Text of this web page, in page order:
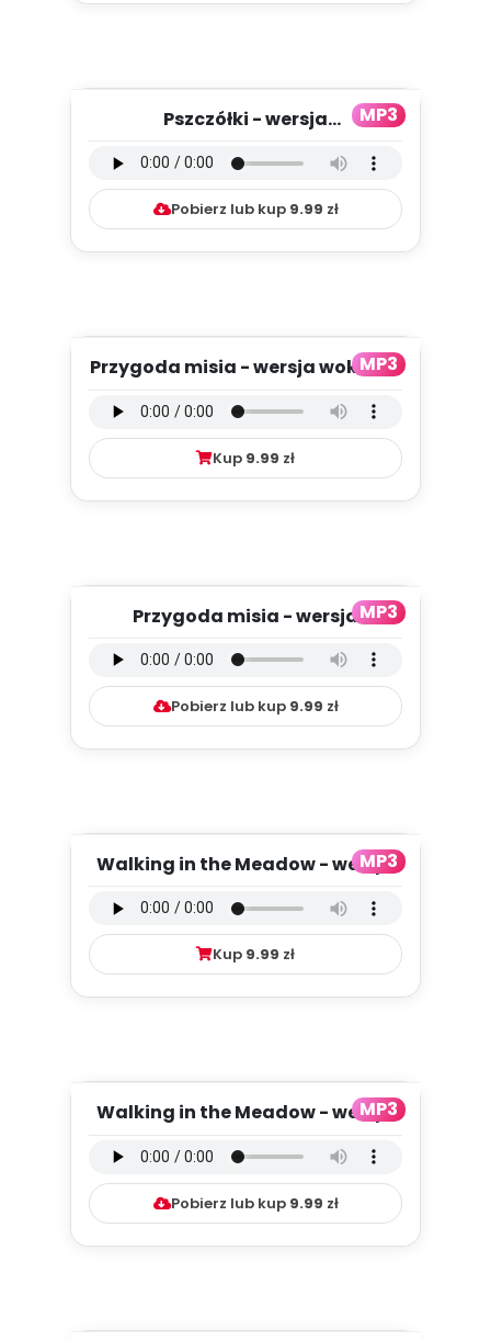
MP3
Pszczółki - wersja
Pobierz lub kup 9.99 zł
MP3
Przygoda misia - wersja wokalna
Kup 9.99 zł
MP3
Przygoda misia - wersja
Pobierz lub kup 9.99 zł
MP3
Walking in the Meadow - wersja
Kup 9.99 zł
MP3
Walking in the Meadow - wersja
Pobierz lub kup 9.99 zł